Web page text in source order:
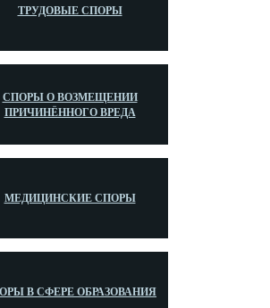
ТРУДОВЫЕ СПОРЫ
СПОРЫ О ВОЗМЕЩЕНИИ
ПРИЧИНЁННОГО ВРЕДА
МЕДИЦИНСКИЕ СПОРЫ
В СФЕРЕ ОБРАЗОВАНИЯ